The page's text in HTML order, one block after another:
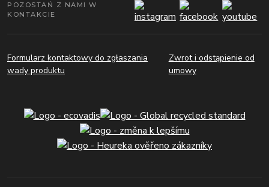
POZOSTAŃ Z NAMI W
KONTAKCIE
Formularz kontaktowy do zgłaszania
wady produktu
Zwrot i odstąpienie od
umowy